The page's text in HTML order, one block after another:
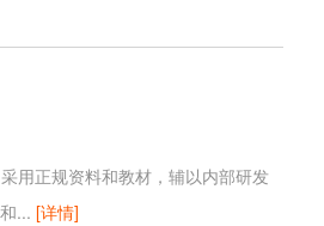
用正规资料和教材，辅以内部研发
... [详情]